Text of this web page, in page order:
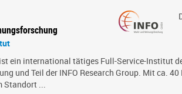
ein international tätiges Full-Service-Institut
und Teil der INFO Research Group. Mit ca.
Standort ...